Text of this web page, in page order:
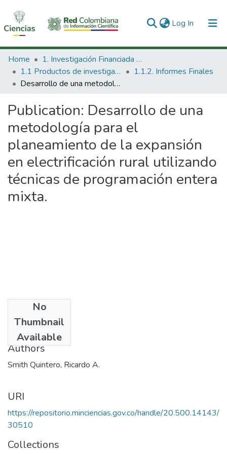
Log In (current)
Communities & Collections
All of DSpace
Home
1. Investigación Financiada con Recursos Públicos
1.1 Productos de investigación
1.1.2. Informes Finales
Desarrollo de una metodología para el planeamiento de la expansión en electrificación rural utilizando técnicas de programación entera mixta.
Publication: Desarrollo de una
metodología para el
planeamiento de la expansión
en electrificación rural utilizando
técnicas de programación entera
mixta.
No
Thumbnail
Available
1994
Authors
Smith Quintero, Ricardo A.
URI
https://repositorio.minciencias.gov.co/handle/20.500.14143/
30510
Collections